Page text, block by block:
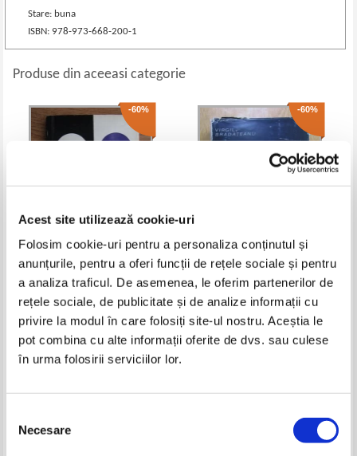
Acest site utilizează cookie-uri
Folosim cookie-uri pentru a personaliza conținutul și
anunțurile, pentru a oferi funcții de rețele sociale și pentru
a analiza traficul. De asemenea, le oferim partenerilor de
rețele sociale, de publicitate și de analize informații cu
privire la modul în care folosiți site-ul nostru. Aceștia le
pot combina cu alte informații oferite de dvs. sau culese
în urma folosirii serviciilor lor.
consimțământului
Necesare
Stare: buna
ISBN: 978-973-668-200-1
Produse din aceeasi categorie
-60%
Dan Tarchila - Teatru
10,00Lei 4,00
Adaugă în coș
-60%
Virgil Bradateanu - Drama
istorica nationala
Lei
Adaugă în coș